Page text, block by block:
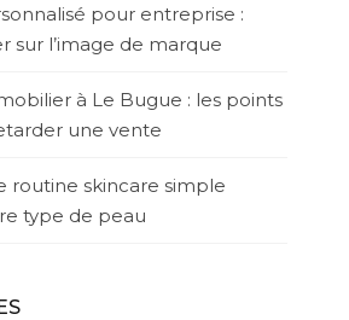
pour entreprise :
sur l’image de marque
à Le Bugue : les points
une vente
routine skincare simple
type de peau